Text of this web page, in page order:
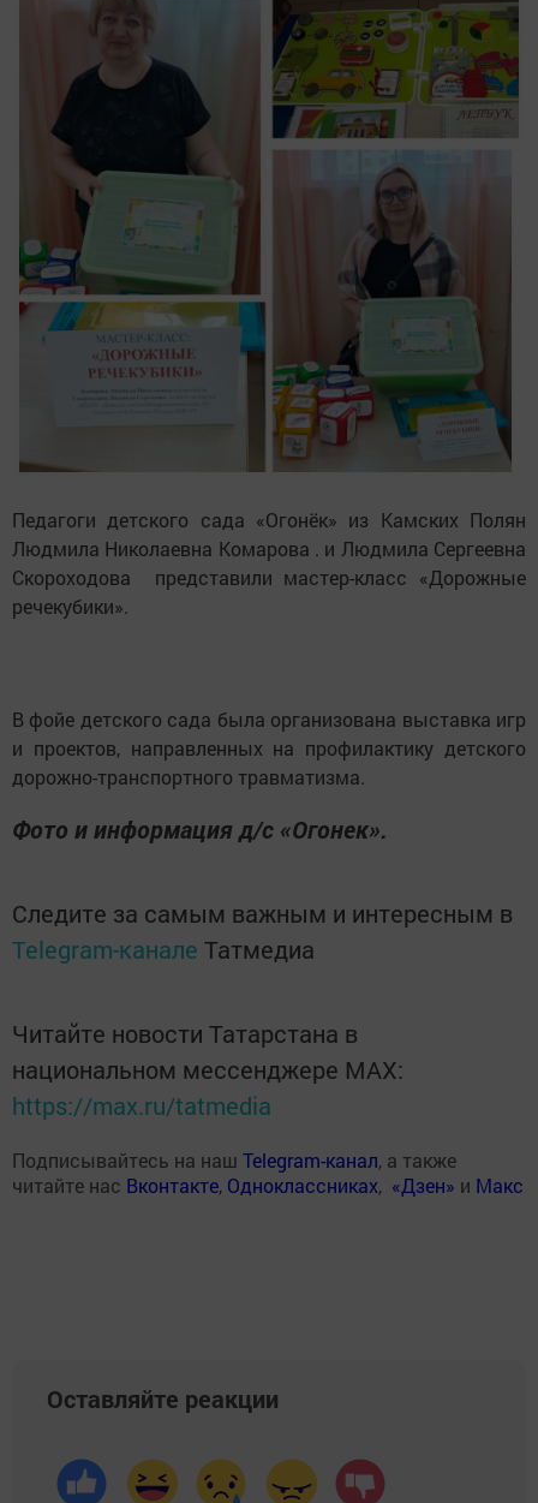
Педагоги детского сада «Огонёк» из Камских Полян
Людмила Николаевна Комарова . и Людмила Сергеевна
Скороходова представили мастер-класс «Дорожные
речекубики».
В фойе детского сада была организована выставка игр
и проектов, направленных на профилактику детского
дорожно-транспортного травматизма.
Фото и информация д/с «Огонек».
Следите за самым важным и интересным в
Telegram-канале Татмедиа
Читайте новости Татарстана в
национальном мессенджере MАХ:
https://max.ru/tatmedia
Подписывайтесь на наш Telegram-канал, а также
читайте нас Вконтакте, Одноклассниках, «Дзен» и Макс
Оставляйте реакции